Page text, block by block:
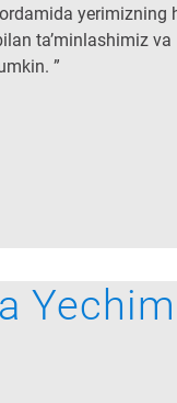
yerimizning
ta’minlashimiz va
”
Yechim